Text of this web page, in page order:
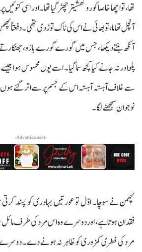
تھا، تو اچھا خاصا کوروکھشیتر چھڑ گیا تھا۔ اور اسی
آنچل تھاما، تو بھائی نے اس کی ناک توڑ دی تھی۔دفعتاً
آنکھ بنتے دیکھا، جس میں گورے گورے بازو،
پلّو اور نہ جانے کیا کچھ سما گیا۔ اسے یوں محسوس
سے غلاف آہستہ آہستہ اس کے جسم پر سے اتر گئے
نوجوان سمجھنے لگا۔
-Advertisement-
لچھمن نے سوچا۔ اوّل تو عورتیں بہادری کو پسند کرتی
فقدان ہوتا ہے، اور دوسرے وہ اس مرد کی طرف
مرد کی فطری کمزوری کو ظاہر نہ ہونے دے۔